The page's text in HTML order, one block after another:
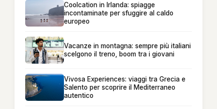
Coolcation in Irlanda: spiagge
incontaminate per sfuggire al caldo
europeo
Vacanze in montagna: sempre più italiani
scelgono il treno, boom tra i giovani
Vivosa Experiences: viaggi tra Grecia e
Salento per scoprire il Mediterraneo
autentico